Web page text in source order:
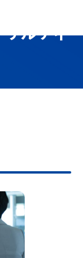
ルティ